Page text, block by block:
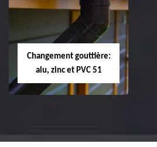
changement de
tuile de rive 51
Changement gouttière:
alu, zinc et PVC 51